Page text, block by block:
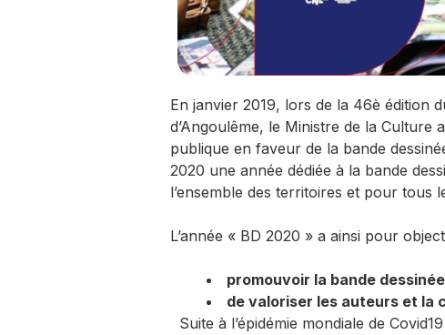
En janvier 2019, lors de la 46è édition
d’Angoulême, le Ministre de la Culture
publique en faveur de la bande
2020 une année dédiée à la bande
l’ensemble des territoires et pour tous
L’année « BD 2020 » a ainsi pour
promouvoir la bande
de valoriser les auteurs et la
Suite à l’épidémie mondiale de